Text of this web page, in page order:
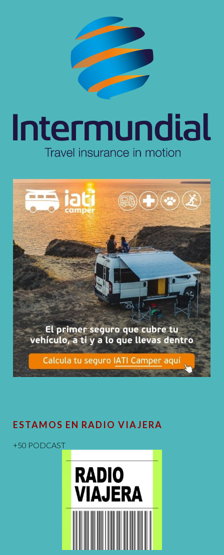
ESTAMOS EN RADIO VIAJERA
+50 PODCAST